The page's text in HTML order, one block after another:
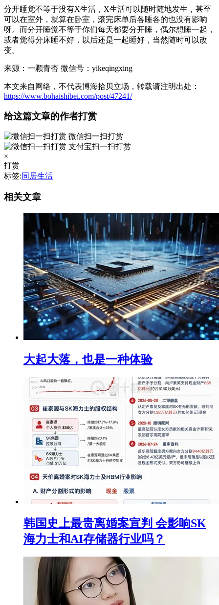
分开睡觉不等于没有X生活，X生活可以随时随地发生，甚至
可以在室外，就算在卧室，滚完床单后各睡各的也没有影响
呀。而分开睡觉不等于你们每天都要分开睡，偶尔想睡一起，
或者觉得分床睡不好，以后还是一起睡好，当然随时可以改
变。
来源：一颗青杏 微信号：yikeqingxing
本文来自网络，不代表博海拾贝立场，转载请注明出处：
https://www.bohaishibei.com/post/47241/
给这篇文章的作者打赏
微信扫一扫打赏
支付宝扫一扫打赏
×
打赏
标签:同居生活
相关文章
大起大落，也是一种体验
韩国史上最贵离婚案宣判 会影响SK
海力士和AI存储器行业吗？